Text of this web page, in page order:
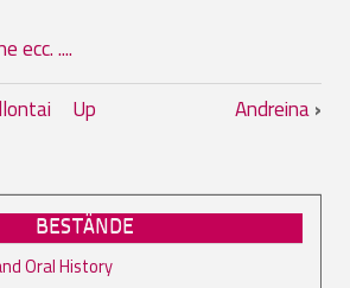
ecc. ....
links for 01.01. Gruppo
Up Andreina›
BESTÄNDE
Oral History